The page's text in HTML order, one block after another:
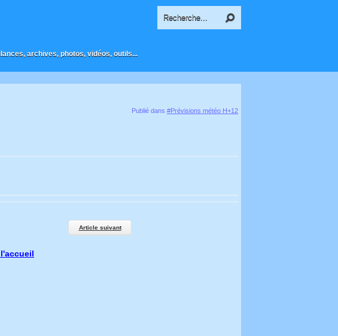
archives, photos, vidéos, outils...
Publié dans #Prévisions météo H+12
Article suivant